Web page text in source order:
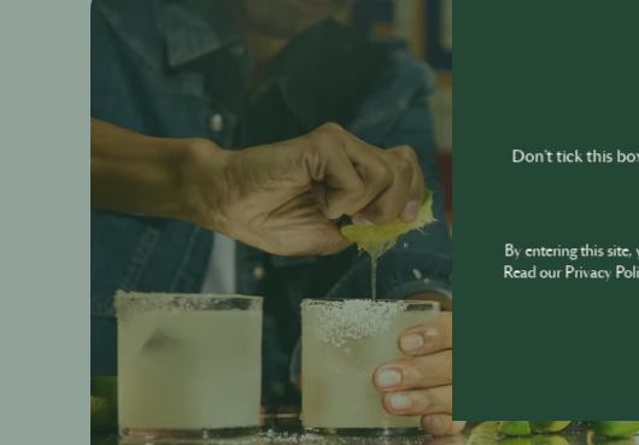
Don't tick this
By entering this
Read our Privacy